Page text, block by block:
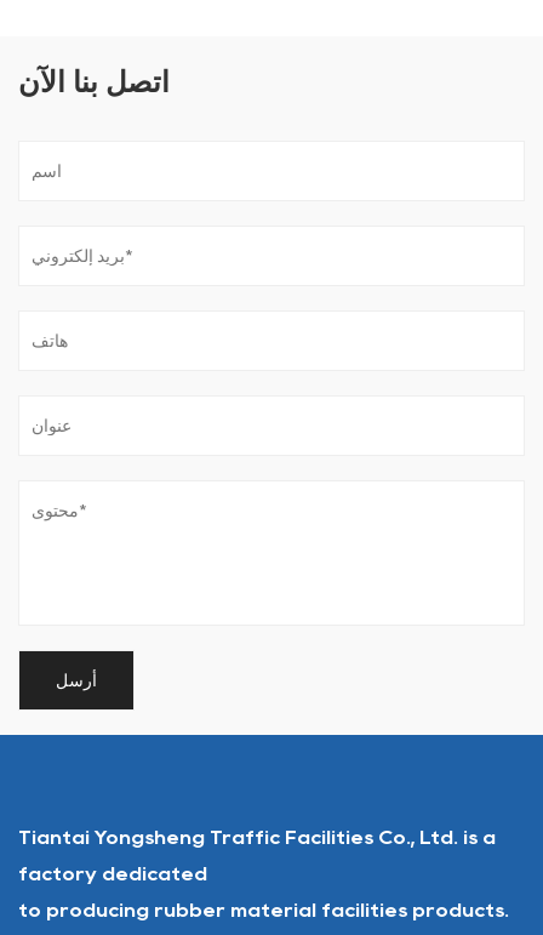
اتصل بنا الآن
Tiantai Yongsheng Traffic Facilities Co., Ltd. is a
factory dedicated
to producing rubber material facilities products.